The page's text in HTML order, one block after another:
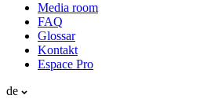
Media room
FAQ
Glossar
Kontakt
Espace Pro
de